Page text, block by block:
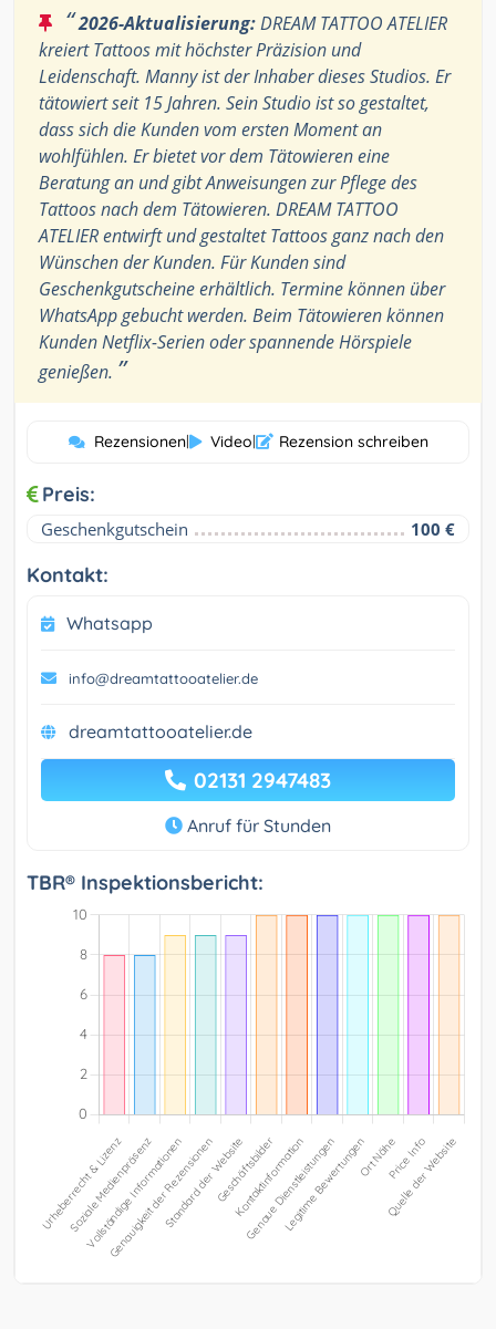
“2026-Aktualisierung:DREAM TATTOO ATELIER
kreiert Tattoos mit höchster Präzision und
Leidenschaft. Manny ist der Inhaber dieses Studios. Er
tätowiert seit 15 Jahren. Sein Studio ist so gestaltet,
dass sich die Kunden vom ersten Moment an
wohlfühlen. Er bietet vor dem Tätowieren eine
Beratung an und gibt Anweisungen zur Pflege des
Tattoos nach dem Tätowieren. DREAM TATTOO
ATELIER entwirft und gestaltet Tattoos ganz nach den
Wünschen der Kunden. Für Kunden sind
Geschenkgutscheine erhältlich. Termine können über
WhatsApp gebucht werden. Beim Tätowieren können
Kunden Netflix-Serien oder spannende Hörspiele
genießen. ”
Rezensionen| Video| Rezension schreiben
Preis:
Geschenkgutschein 100 €
Kontakt:
Whatsapp
info@dreamtattooatelier.de
dreamtattooatelier.de
02131 2947483
Anruf für Stunden
TBR® Inspektionsbericht: